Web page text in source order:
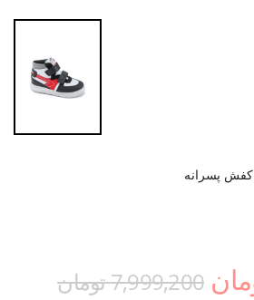
کفش پسرانه
7,999,200 تومان